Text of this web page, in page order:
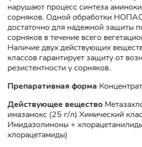
нарушают процесс синтеза
сорняков. Одной обработки
достаточно для надежной защиты
сорняков в течение всего
Наличие двух действующих
классов гарантирует защиту от
резистентности у сорняков.
Препаративная форма
Действующее вещество
имазамокс (25 г/л) Химический
Имидазолиноны +
хлорацетамиды)